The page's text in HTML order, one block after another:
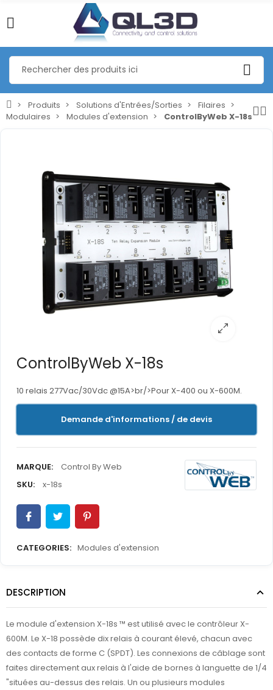
Produits Solutions d'Entrées/Sorties
Filaires
Modulaires
Modules d'extension ControlByWeb X-18s
ControlByWeb X-18s
10 relais 277Vac/30Vdc @15A>br/>Pour X-400 ou X-600M.
Demande d'informations / de devis
MARQUE:
Control By Web
SKU:
x-18s
CATEGORIES: Modules d'extension
DESCRIPTION
Le module d'extension X-18s ™ est utilisé avec le contrôleur X-
600M. Le X-18 possède dix relais à courant élevé, chacun avec
des contacts de forme C (SPDT). Les connexions de câblage sont
faites directement aux relais à l'aide de bornes à languette de 1/4
"situées au-dessus des relais. Un ou plusieurs modules